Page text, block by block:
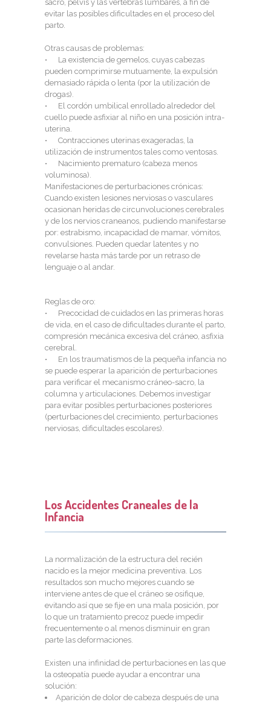
sacro, pelvis y las vértebras lumbares, a fin de
evitar las posibles dificultades en el proceso del
parto.
Otras causas de problemas:
• La existencia de gemelos, cuyas cabezas
pueden comprimirse mutuamente, la expulsión
demasiado rápida o lenta (por la utilización de
drogas).
• El cordón umbilical enrollado alrededor del
cuello puede asfixiar al niño en una posición intra-
uterina.
• Contracciones uterinas exageradas, la
utilización de instrumentos tales como ventosas.
• Nacimiento prematuro (cabeza menos
voluminosa).
Manifestaciones de perturbaciones crónicas:
Cuando existen lesiones nerviosas o vasculares
ocasionan heridas de circunvoluciones cerebrales
y de los nervios craneanos, pudiendo manifestarse
por: estrabismo, incapacidad de mamar, vómitos,
convulsiones. Pueden quedar latentes y no
revelarse hasta más tarde por un retraso de
lenguaje o al andar.
Reglas de oro:
• Precocidad de cuidados en las primeras horas
de vida, en el caso de dificultades durante el parto,
compresión mecánica excesiva del cráneo, asfixia
cerebral.
• En los traumatismos de la pequeña infancia no
se puede esperar la aparición de perturbaciones
para verificar el mecanismo cráneo-sacro, la
columna y articulaciones. Debemos investigar
para evitar posibles perturbaciones posteriores
(perturbaciones del crecimiento, perturbaciones
nerviosas, dificultades escolares).
Los Accidentes Craneales de la
Infancia
La normalización de la estructura del recién
nacido es la mejor medicina preventiva. Los
resultados son mucho mejores cuando se
interviene antes de que el cráneo se osifique,
evitando así que se fije en una mala posición, por
lo que un tratamiento precoz puede impedir
frecuentemente o al menos disminuir en gran
parte las deformaciones.
Existen una infinidad de perturbaciones en las que
la osteopatía puede ayudar a encontrar una
solución:
Aparición de dolor de cabeza después de una